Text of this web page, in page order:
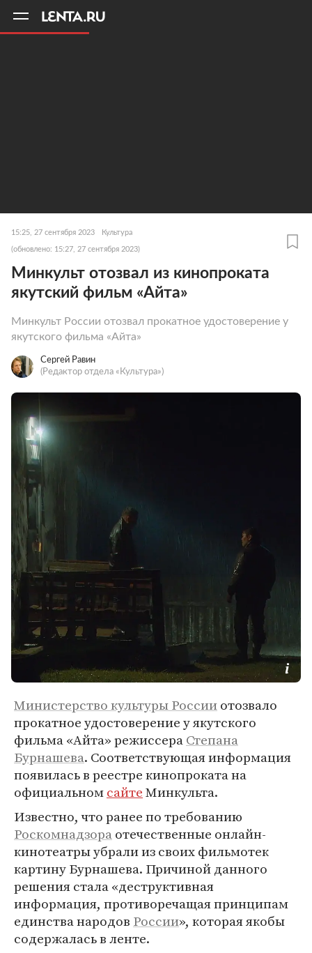
15:25, 27 сентября 2023 Культура
(обновлено: 15:27, 27 сентября 2023)
Минкульт отозвал из кинопроката
якутский фильм «Айта»
Минкульт России отозвал прокатное удостоверение у
якутского фильма «Айта»
Сергей Равин
(Редактор отдела «Культура»)
Министерство культуры Россииотозвало
прокатное удостоверение у якутского
фильма «Айта» режиссераСтепана
Бурнашева. Соответствующая информация
появилась в реестре кинопроката на
официальномсайтеМинкульта.
Известно, что ранее по требованию
Роскомнадзораотечественные онлайн-
кинотеатры убрали из своих фильмотек
картину Бурнашева. Причиной данного
решения стала «деструктивная
информация, противоречащая принципам
единства народов России», которая якобы
содержалась в ленте.